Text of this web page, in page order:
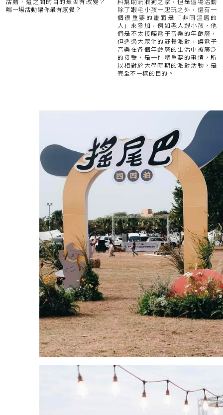
活動，這之間的目的是否有改變？
哪一場活動讓你最有感覺？
料幫助流浪狗之家，但是這場活動
除了跟毛小孩一起玩之外，還有一
個很重要的畫面是「非同溫層的
人」來參加，例如老人跟小孩，他
們是不太接觸電子音樂的年齡層，
但透過大眾化的野餐派對，讓電子
音樂在各個年齡層的生活中被廣泛
的接受，是一件蠻重要的事情，所
以相對於大學時期的派對活動，是
完全不一樣的目的。